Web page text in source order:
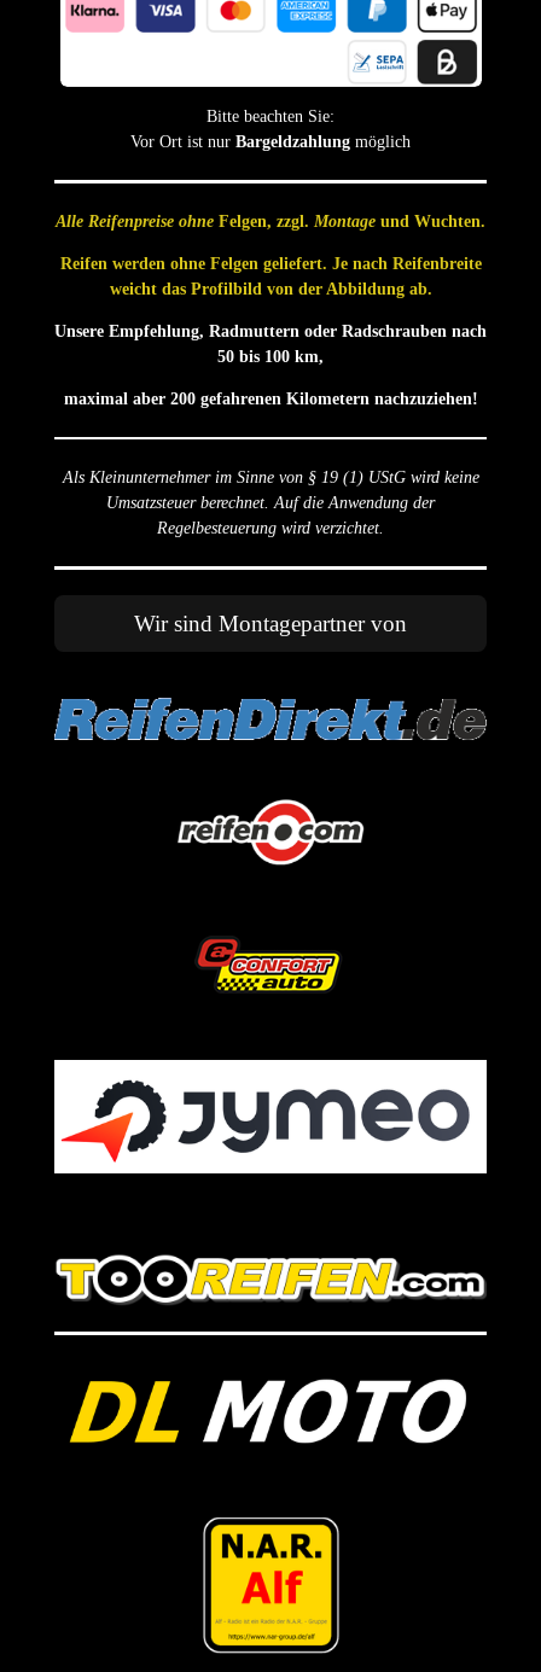
Bitte beachten Sie:
Vor Ort ist nur Bargeldzahlung möglich
Alle Reifenpreise ohne Felgen, zzgl. Montage und Wuchten.
Reifen werden ohne Felgen geliefert. Je nach Reifenbreite
weicht das Profilbild von der Abbildung ab.
Unsere Empfehlung, Radmuttern oder Radschrauben nach
50 bis 100 km,
maximal aber 200 gefahrenen Kilometern nachzuziehen!
Als Kleinunternehmer im Sinne von § 19 (1) UStG wird keine
Umsatzsteuer berechnet. Auf die Anwendung der
Regelbesteuerung wird verzichtet.
Wir sind Montagepartner von